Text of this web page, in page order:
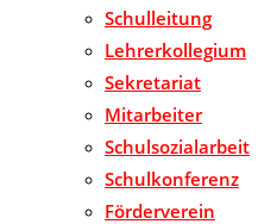
Schulleitung
Lehrerkollegium
Sekretariat
Mitarbeiter
Schulsozialarbeit
Schulkonferenz
Förderverein